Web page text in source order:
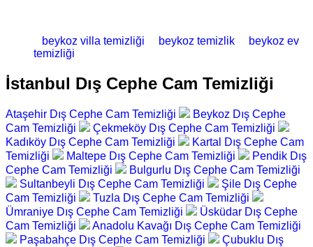
beykoz villa temizliği beykoz temizlik
beykoz ev
temizliği
İstanbul Dış Cephe Cam Temizliği
Ataşehir Dış Cephe Cam Temizliği
Beykoz Dış Cephe
Cam Temizliği
Çekmeköy Dış Cephe Cam Temizliği
Kadıköy Dış Cephe Cam Temizliği
Kartal Dış Cephe Cam
Temizliği
Maltepe Dış Cephe Cam Temizliği
Pendik Dış
Cephe Cam Temizliği
Bulgurlu Dış Cephe Cam Temizliği
Sultanbeyli Dış Cephe Cam Temizliği
Şile Dış Cephe
Cam Temizliği
Tuzla Dış Cephe Cam Temizliği
Ümraniye Dış Cephe Cam Temizliği
Üsküdar Dış Cephe
Cam Temizliği
Anadolu Kavağı Dış Cephe Cam Temizliği
Paşabahçe Dış Cephe Cam Temizliği
Çubuklu Dış